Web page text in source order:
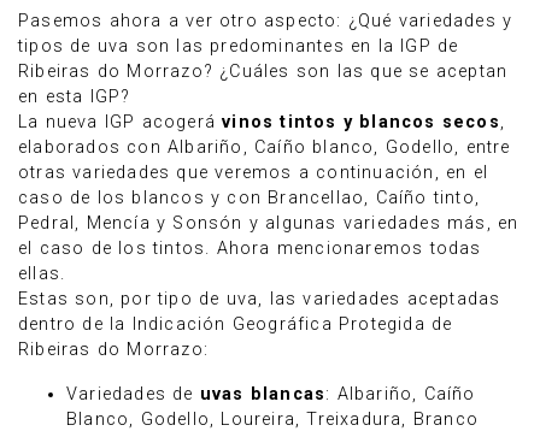
Pasemos ahora a ver otro aspecto: ¿Qué variedades y
tipos de uva son las predominantes en la IGP de
Ribeiras do Morrazo? ¿Cuáles son las que se aceptan
en esta IGP?
La nueva IGP acogerávinos tintos y blancos secos,
elaborados con Albariño, Caíño blanco, Godello, entre
otras variedades que veremos a continuación, en el
caso de los blancos y con Brancellao, Caíño tinto,
Pedral, Mencía y Sonsón y algunas variedades más, en
el caso de los tintos. Ahora mencionaremos todas
ellas.
Estas son, por tipo de uva, las variedades aceptadas
dentro de la Indicación Geográfica Protegida de
Ribeiras do Morrazo:
Variedades de uvas blancas: Albariño, Caíño
Blanco, Godello, Loureira, Treixadura, Branco